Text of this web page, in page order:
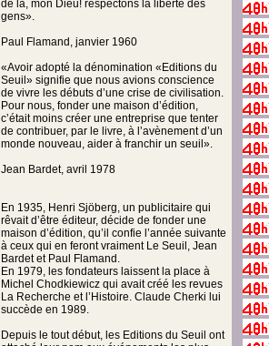
de là, mon Dieu! respectons la liberté des
gens».
Paul Flamand, janvier 1960
«Avoir adopté la dénomination «Editions du
Seuil» signifie que nous avions conscience
de vivre les débuts d’une crise de civilisation.
Pour nous, fonder une maison d’édition,
c’était moins créer une entreprise que tenter
de contribuer, par le livre, à l’avènement d’un
monde nouveau, aider à franchir un seuil».
Jean Bardet, avril 1978
En 1935, Henri Sjöberg, un publicitaire qui
rêvait d’être éditeur, décide de fonder une
maison d’édition, qu’il confie l’année suivante
à ceux qui en feront vraiment Le Seuil, Jean
Bardet et Paul Flamand.
En 1979, les fondateurs laissent la place à
Michel Chodkiewicz qui avait créé les revues
La Recherche et l’Histoire. Claude Cherki lui
succède en 1989.
Depuis le tout début, les Editions du Seuil ont